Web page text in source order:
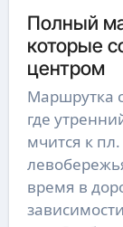
Полный
которые
центром
Маршрутка
где
мчится к
время в